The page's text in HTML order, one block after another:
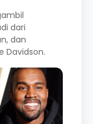
dari
dan
Davidson.